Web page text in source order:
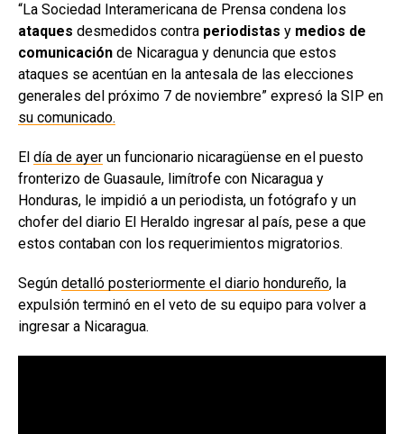
“La Sociedad Interamericana de Prensa condena los
ataques desmedidos contra periodistas y medios de
comunicación de Nicaragua y denuncia que estos
ataques se acentúan en la antesala de las elecciones
generales del próximo 7 de noviembre” expresó la SIP en
su comunicado.
El día de ayer un funcionario nicaragüense en el puesto
fronterizo de Guasaule, limítrofe con Nicaragua y
Honduras, le impidió a un periodista, un fotógrafo y un
chofer del diario El Heraldo ingresar al país, pese a que
estos contaban con los requerimientos migratorios.
Según detalló posteriormente el diario hondureño, la
expulsión terminó en el veto de su equipo para volver a
ingresar a Nicaragua.